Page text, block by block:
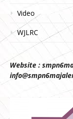
Video
WJLRC
Website :